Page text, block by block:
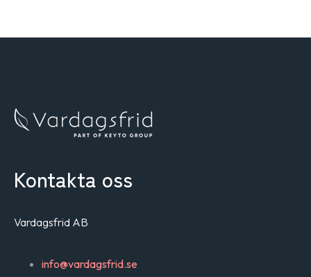
Kontakta oss
Vardagsfrid AB
info@vardagsfrid.se